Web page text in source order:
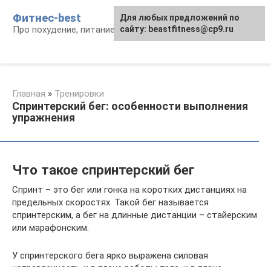
контенту
Фитнес-best
Про похудение, питание и фитнес
Главная » Тренировки
Спринтерский бег: особенности выполнения
упражнения
Что такое спринтерский бег
Спринт – это бег или гонка на коротких дистанциях на
предельных скоростях. Такой бег называется
спринтерским, а бег на длинные дистанции – стайерским
или марафонским.
У спринтерского бега ярко выражена силовая
Для любых предложений по
сайту: beastfitness@cp9.ru